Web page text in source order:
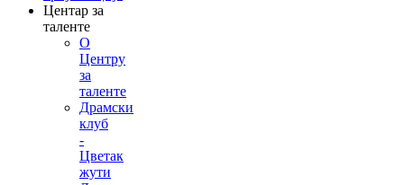
Центар за
таленте
О
Центру
за
таленте
Драмски
клуб
-
Цветак
жути